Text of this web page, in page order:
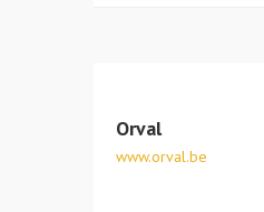
Orval
www.orval.be